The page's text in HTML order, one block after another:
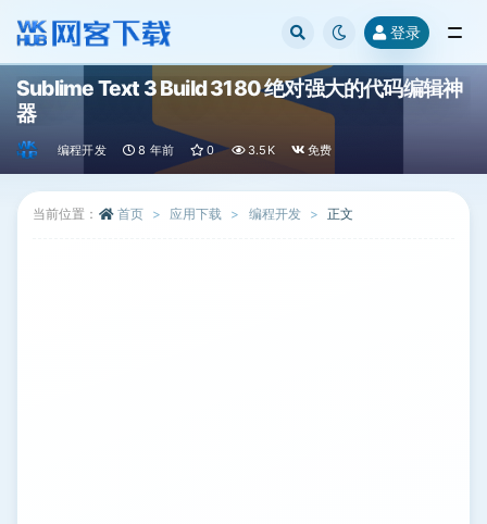
登录
Sublime Text 3 Build 3180 绝对强大的代码编辑神
器
编程开发 8 年前 0 3.5K 免费
当前位置： 首页 应用下载 编程开发 正文
全部